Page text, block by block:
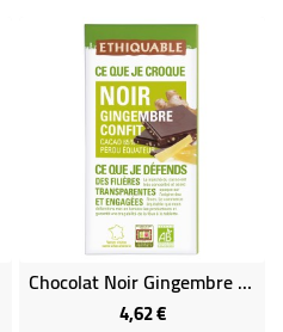
Chocolat Noir Gingembre Confit Bio & Équitable
4,62 €Prix